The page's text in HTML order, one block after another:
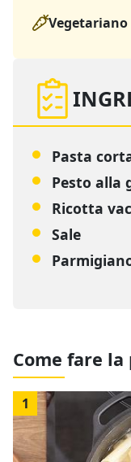
Vegetariano
Pasta
Pesto alla
Ricotta
Sale
Come fare
1